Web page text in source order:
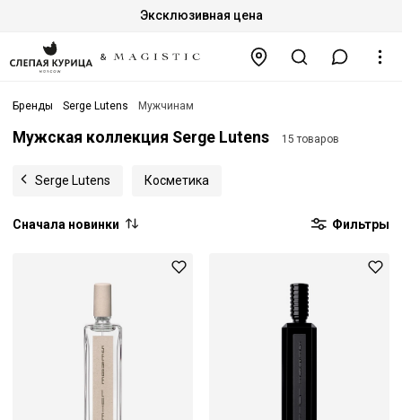
Эксклюзивная цена
Бренды Serge Lutens Мужчинам
Мужская коллекция Serge Lutens 15 товаров
Serge Lutens Косметика
Сначала новинки Фильтры